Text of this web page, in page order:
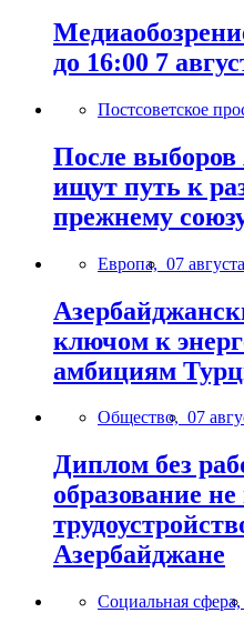
до 16:00 7
Постсоветское
После
ищут путь к
прежнему
Европа, 07
ключом к
амбициям
Общество, 07
Диплом без
образование
Азербайджане
Социальная сфера,